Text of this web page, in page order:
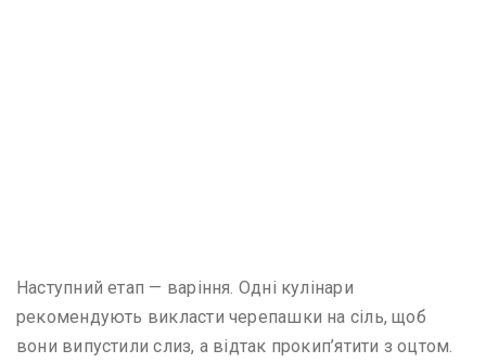
Наступний етап — варіння. Одні кулінари
рекомендують викласти черепашки на сіль, щоб
вони випустили слиз, а відтак прокип’ятити з оцтом.